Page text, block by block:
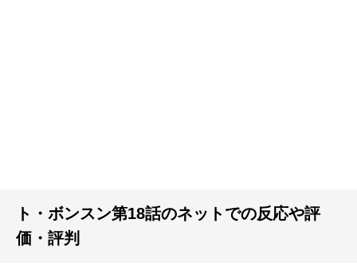
ト・ボンスン第18話のネットでの反応や評
価・評判